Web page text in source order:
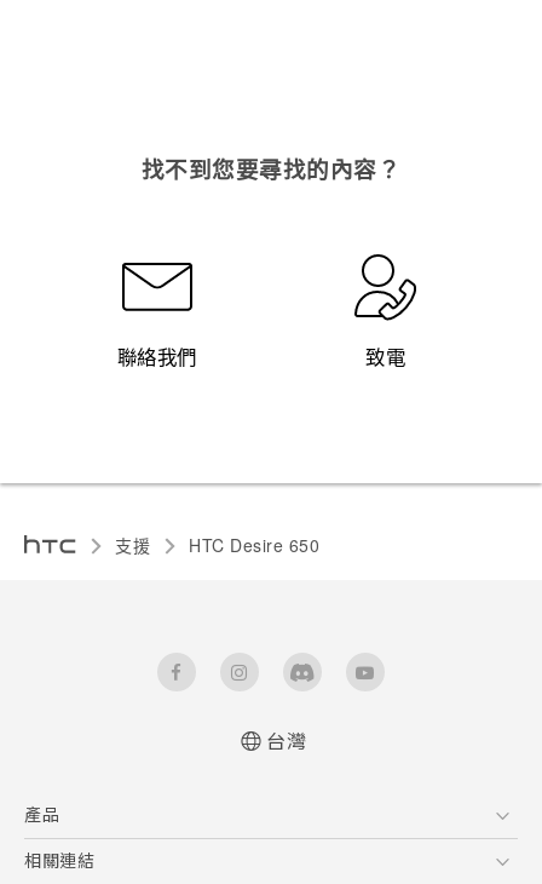
找不到您要尋找的內容？
聯絡我們 致電
支援 HTC Desire 650‎
台灣
產品
5G
相關連結